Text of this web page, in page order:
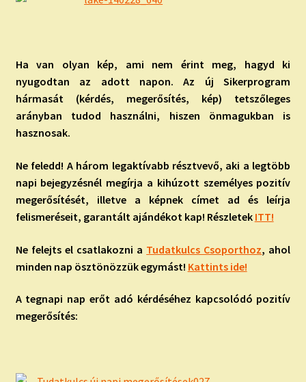
Ha van olyan kép, ami nem érint meg, hagyd ki
nyugodtan az adott napon. Az új Sikerprogram
hármasát (kérdés, megerősítés, kép) tetszőleges
arányban tudod használni, hiszen önmagukban is
hasznosak.
Ne feledd! A három legaktívabb résztvevő, aki a legtöbb
napi bejegyzésnél megírja a kihúzott személyes pozitív
megerősítését, illetve a képnek címet ad és leírja
felismeréseit, garantált ajándékot kap! Részletek ITT!
Ne felejts el csatlakozni a Tudatkulcs Csoporthoz, ahol
minden nap ösztönözzük egymást! Kattints ide!
A tegnapi nap erőt adó kérdéséhez kapcsolódó pozitív
megerősítés: